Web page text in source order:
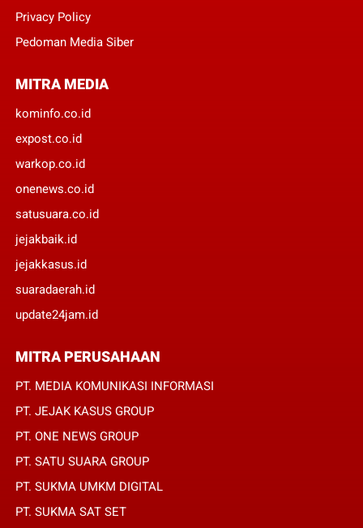
Privacy Policy
Pedoman Media Siber
MITRA MEDIA
kominfo.co.id
expost.co.id
warkop.co.id
onenews.co.id
satusuara.co.id
jejakbaik.id
jejakkasus.id
suaradaerah.id
update24jam.id
MITRA PERUSAHAAN
PT. MEDIA KOMUNIKASI INFORMASI
PT. JEJAK KASUS GROUP
PT. ONE NEWS GROUP
PT. SATU SUARA GROUP
PT. SUKMA UMKM DIGITAL
PT. SUKMA SAT SET